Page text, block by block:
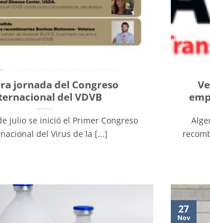
jornada del Congreso
del VDVB
julio se inició el Primer Congreso
del Virus de la [...]
27
Nov